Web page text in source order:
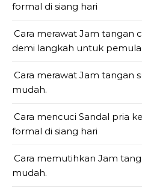
formal di siang hari
Cara merawat Jam tangan
demi langkah untuk pemula.
Cara merawat Jam tangan
mudah.
Cara mencuci Sandal pria
formal di siang hari
Cara memutihkan Jam
mudah.